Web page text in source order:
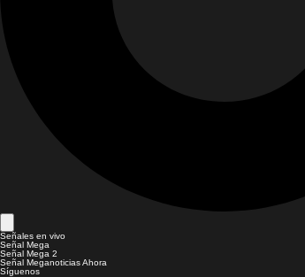
Señales en vivo
Señal Mega
Señal Mega 2
Señal Meganoticias Ahora
Síguenos